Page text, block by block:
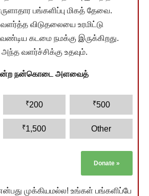
பங்களிப்பு மிகத் தேவை.
விடுதலையை உரமிட்டு
கடமை நமக்கு இருக்கிறது.
வளர்ச்சிக்கு உதவும்.
நன்கொடை அளவைத்
₹200 ₹500
₹1,500 Other
Donate »
முக்கியமல்ல! உங்கள் பங்களிப்பே